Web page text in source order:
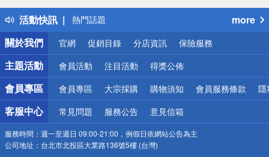
活動快訊
得獎公告
熱門話題
銀行優惠
偏遠地區配送
詐騙網頁！請小心！
more
關於我們
官網 促銷目錄 分店資訊 保險服務
主題活動 會員活動 注目活動 得獎公佈
會員專區 會員專區 大宗採購 購物須知 會員服務條款 隱
客服中心 常見問題 服務公告 意見信箱
服務時間： 週一至週日 09:00-21:00，例假日依網站公告為主
公司地址： 台北市北投區大業路136號5樓 (台灣)